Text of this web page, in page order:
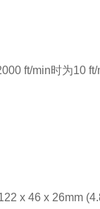
ft/min时为10
x 46 x 26mm